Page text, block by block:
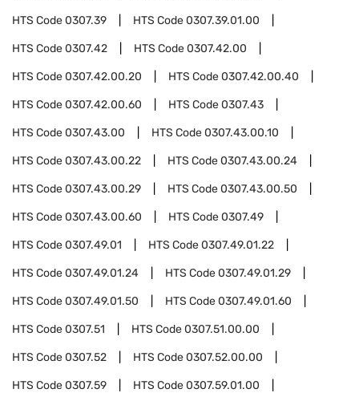
HTS Code0307.39 HTS Code0307.39.01.00
HTS Code0307.42 HTS Code0307.42.00
HTS Code0307.42.00.20 HTS Code0307.42.00.40
HTS Code0307.42.00.60 HTS Code0307.43
HTS Code0307.43.00 HTS Code0307.43.00.10
HTS Code0307.43.00.22 HTS Code0307.43.00.24
HTS Code0307.43.00.29 HTS Code0307.43.00.50
HTS Code0307.43.00.60 HTS Code0307.49
HTS Code0307.49.01 HTS Code0307.49.01.22
HTS Code0307.49.01.24 HTS Code0307.49.01.29
HTS Code0307.49.01.50 HTS Code0307.49.01.60
HTS Code0307.51 HTS Code0307.51.00.00
HTS Code0307.52 HTS Code0307.52.00.00
HTS Code0307.59 HTS Code0307.59.01.00